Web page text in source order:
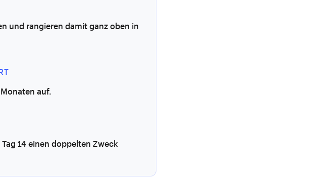
und rangieren damit ganz oben in
auf.
14 einen doppelten Zweck